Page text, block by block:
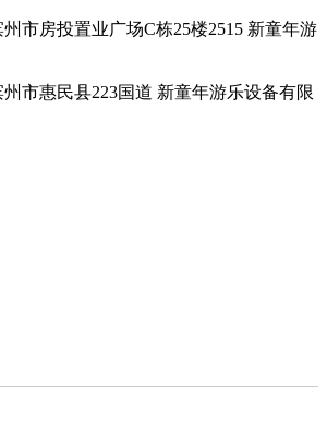
市房投置业广场C栋25楼2515 新童年游
市惠民县223国道 新童年游乐设备有限